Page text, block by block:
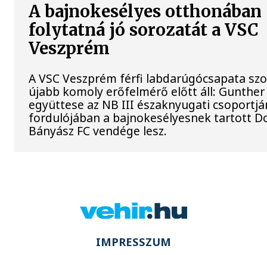
A bajnokesélyes otthonában
folytatná jó sorozatát a VSC
Veszprém
A VSC Veszprém férfi labdarúgócsapata
újabb komoly erőfelmérő előtt áll:
együttese az NB III északnyugati
fordulójában a bajnokesélyesnek tartott
Bányász FC vendége lesz.
IMPRESSZUM